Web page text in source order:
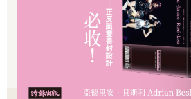
我從來沒機會走到巷底，直到今年二月
走完那條巷子，結果我真的完成心願，
道，通過台伯河的下方，對面是梵蒂岡
站在隧道對面，我深刻反省，老婆永遠